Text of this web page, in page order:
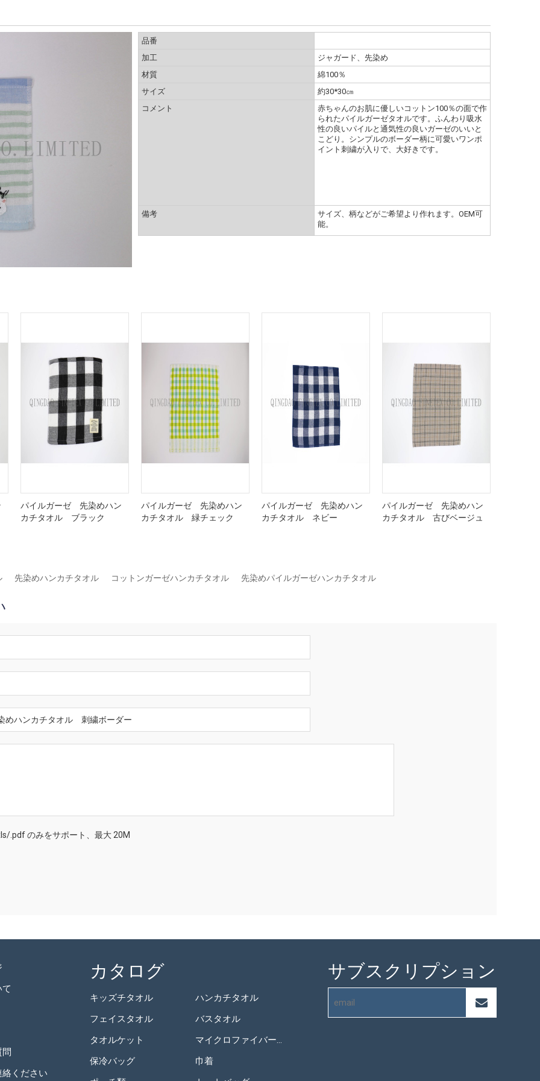
品番
加工
ジャガード、先染め
材質
綿100％
サイズ
約30*30㎝
コメント
赤ちゃんのお肌に優しいコットン100％の面で作
られたパイルガーゼタオルです。ふんわり吸水
性の良いパイルと通気性の良いガーゼのいいと
こどり。シンプルのボーダー柄に可愛いワンポ
イント刺繍が入りで、大好きです。
備考
サイズ、柄などがご希望より作れます。ОEM可
能。
パイルガーゼ 先染めハン
カチタオル ブラック
パイルガーゼ 先染めハン
カチタオル 緑チェック
パイルガーゼ 先染めハン
カチタオル ネビー
パイルガーゼ 先染めハン
カチタオル 古びベージュ
先染めハンカチタオル コットンガーゼハンカチタオル 先染めパイルガーゼハンカチタオル
.pdf のみをサポート、最大 20M
ください
カタログ
キッズチタオル
ハンカチタオル
フェイスタオル
バスタオル
タオルケット
マイクロファイバータオル
保冷バッグ
巾着
サブスクリプション